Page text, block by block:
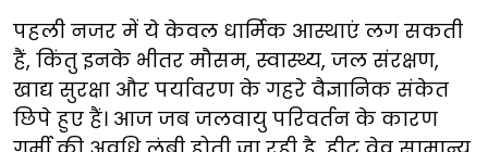
पहली नजर में ये केवल धार्मिक आस्थाएं लग सकती
हैं, किंतु इनके भीतर मौसम, स्वास्थ्य, जल संरक्षण,
खाद्य सुरक्षा और पर्यावरण के गहरे वैज्ञानिक संकेत
छिपे हुए हैं। आज जब जलवायु परिवर्तन के कारण